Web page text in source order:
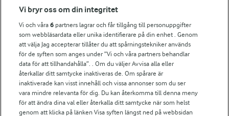
Fler Arlasajter
För ägare
Arlas kundportal
Arla.com
Falbygdens Ost
Arla webbshop
Bildbank
Vi bryr oss om din integritet
Vi och våra6 partners lagrar och får tillgång till personuppgifter
som webbläsardata eller unika identifierare på din enhet . Genom
att välja Jag accepterar tillåter du att spårningstekniker används
för de syften som anges under ”Vi och våra partners behandlar
data för att tillhandahålla”. . Om du väljer Avvisa alla eller
återkallar ditt samtycke inaktiveras de. Om spårare är
inaktiverade kan visst innehåll och vissa annonser som du ser
vara mindre relevanta för dig. Du kan återkomma till denna meny
för att ändra dina val eller återkalla ditt samtycke när som helst
genom att klicka på länken Visa syften längst ned på webbsidan